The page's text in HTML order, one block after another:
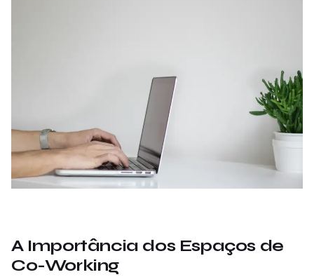
A Importância dos Espaços de
Co-Working